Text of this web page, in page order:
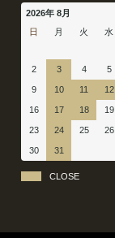
2026年 8月
日
月 火 水
2 3 4 5
9 10 11 12
16 17 18 19
23 24 25 26
30 31
CLOSE